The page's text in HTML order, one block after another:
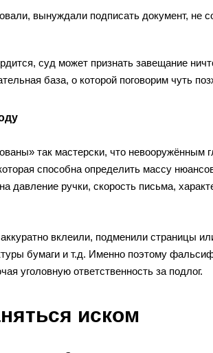
вынуждали подписать документ, не
суд может признать завещание
база, о которой поговорим чуть
так мастерски, что невооружённым
способна определить массу
давление ручки, скорость письма,
вклеили, подменили страницы
бумаги и т.д. Именно поэтому
уголовную ответственность за подлог.
иском